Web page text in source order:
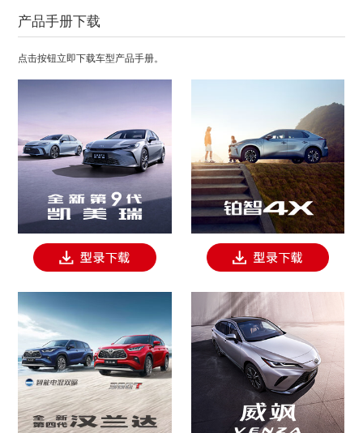
产品手册下载
点击按钮立即下载车型产品手册。